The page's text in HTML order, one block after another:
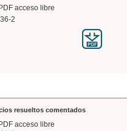
acceso libre
2
resueltos comentados
acceso libre